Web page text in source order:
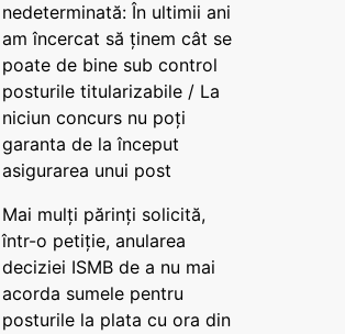
nedeterminată: În ultimii ani
am încercat să ținem cât se
poate de bine sub control
posturile titularizabile / La
niciun concurs nu poți
garanta de la început
asigurarea unui post
Mai mulți părinți solicită,
într-o petiție, anularea
deciziei ISMB de a nu mai
acorda sumele pentru
posturile la plata cu ora din